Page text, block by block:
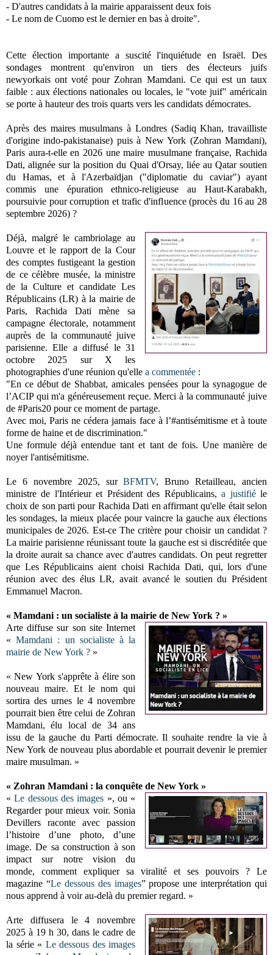
- D'autres candidats à la mairie apparaissent deux fois
- Le nom de Cuomo est le dernier en bas à droite".
Cette élection importante a suscité l'inquiétude en Israël. Des
sondages montrent qu'environ un tiers des électeurs juifs
newyorkais ont voté pour Zohran Mamdani. Ce qui est un taux
faible : aux élections nationales ou locales, le "vote juif" américain
se porte à hauteur des trois quarts vers les candidats démocrates.
Après des maires musulmans à Londres (Sadiq Khan, travailliste
d'origine indo-pakistanaise) puis à New York (Zohran Mamdani),
Paris aura-t-elle en 2026 une maire musulmane française, Rachida
Dati, alignée sur la position du Quai d'Orsay, liée au Qatar soutien
du Hamas, et à l'Azerbaïdjan ("diplomatie du caviar") ayant
commis une épuration ethnico-religieuse au Haut-Karabakh,
poursuivie pour corruption et trafic d'influence (procès du 16 au 28
septembre 2026) ?
Déjà, malgré le cambriolage au
Louvre et le rapport de la Cour
des comptes fustigeant la gestion
de ce célèbre musée, la ministre
de la Culture et candidate Les
Républicains (LR) à la mairie de
Paris, Rachida Dati mène sa
campagne électorale, notamment
auprès de la communauté juive
parisienne. Elle a diffusé le 31
octobre 2025 sur X les
photographies d'une réunion qu'elle a commentée :
"En ce début de Shabbat, amicales pensées pour la synagogue de
l’ACIP qui m'a généreusement reçue. Merci à la communauté juive
de #Paris20 pour ce moment de partage.
Avec moi, Paris ne cédera jamais face à l’#antisémitisme et à toute
forme de haine et de discrimination."
Une formule déjà entendue tant et tant de fois. Une manière de
noyer l'antisémitisme.
Le 6 novembre 2025, surBFMTV, Bruno Retailleau, ancien
ministre de l'Intérieur et Président des Républicains,a justifiéle
choix de son parti pour Rachida Dati en affirmant qu'elle était selon
les sondages, la mieux placée pour vaincre la gauche aux élections
municipales de 2026. Est-ce The critère pour choisir un candidat ?
La mairie parisienne réunissant toute la gauche est si discréditée que
la droite aurait sa chance avec d'autres candidats. On peut regretter
que Les Républicains aient choisi Rachida Dati, qui, lors d'une
réunion avec des élus LR, avait avancé le soutien du Président
Emmanuel Macron.
« Mamdani : un socialiste à la mairie de New York ? »
Arte diffuse sur son site Internet
«Mamdani : un socialiste à la
mairie de New York ? »
« New York s'apprête à élire son
nouveau maire. Et le nom qui
sortira des urnes le 4 novembre
pourrait bien être celui de Zohran
Mamdani, élu local de 34 ans
issu de la gauche du Parti démocrate. Il souhaite rendre la vie à
New York de nouveau plus abordable et pourrait devenir le premier
maire musulman. »
« Zohran Mamdani : la conquête de New York »
«Le dessous des images », ou «
Regarder pour mieux voir. Sonia
Devillers raconte avec passion
l’histoire d’une photo, d’une
image. De sa construction à son
impact sur notre vision du
monde, comment expliquer sa viralité et ses pouvoirs ? Le
magazine “Le dessous des images” propose une interprétation qui
nous apprend à voir au-delà du premier regard. »
Arte diffusera le 4 novembre
2025 à 19 h 30, dans le cadre de
la série « Le dessous des images